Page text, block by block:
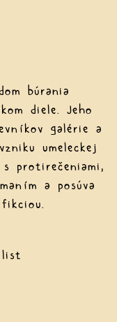
búrania
diele. Jeho
galérie a
umeleckej
s protirečeniami,
a posúva
list